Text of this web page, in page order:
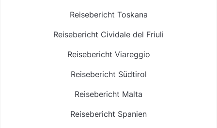
Reisebericht Toskana
Reisebericht Cividale del Friuli
Reisebericht Viareggio
Reisebericht Südtirol
Reisebericht Malta
Reisebericht Spanien